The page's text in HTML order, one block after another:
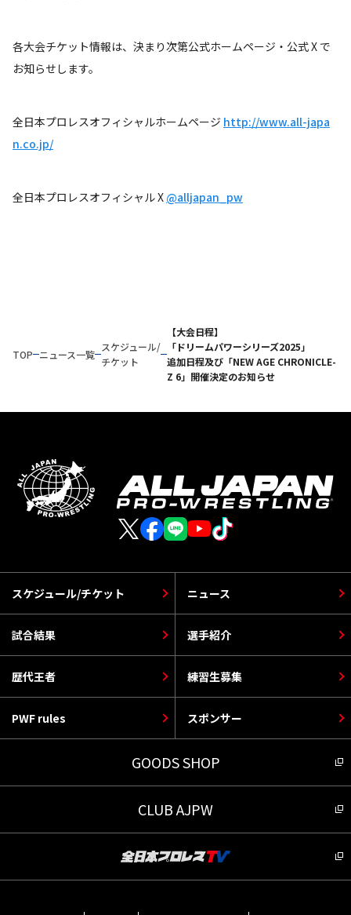
各大会チケット情報は、決まり次第公式ホームページ・公式 X で
お知らせします。
全日本プロレスオフィシャルホームページ http://www.all-japa
n.co.jp/
全日本プロレスオフィシャル X @alljapan_pw
TOP ニュース一覧
スケジュール/
チケット
【大会日程】
「ドリームパワーシリーズ2025」
追加日程及び「NEW AGE CHRONICLE-
Z 6」開催決定のお知らせ
スケジュール/チケット
選手紹介
PWF rules
ニュース
歴代王者
スポンサー
試合結果
練習生募集
GOODS SHOP
CLUB AJPW